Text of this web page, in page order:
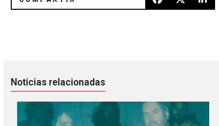
Noticias relacionadas